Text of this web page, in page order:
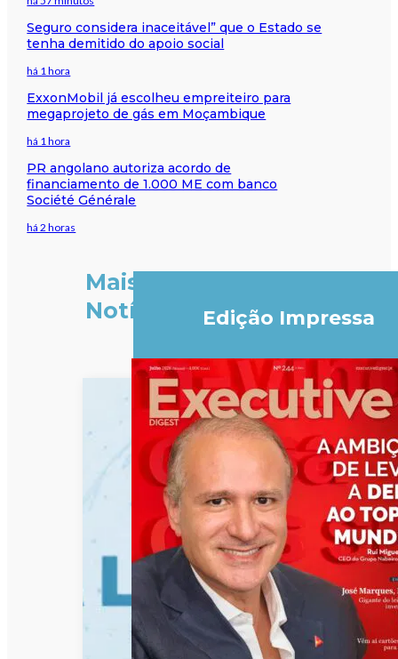
Seguro considera inaceitável” que o Estado se
tenha demitido do apoio social
há 1 hora
ExxonMobil já escolheu empreiteiro para
megaprojeto de gás em Moçambique
há 1 hora
PR angolano autoriza acordo de
financiamento de 1.000 ME com banco
Société Générale
há 2 horas
Mais
Notícias
Edição Impressa